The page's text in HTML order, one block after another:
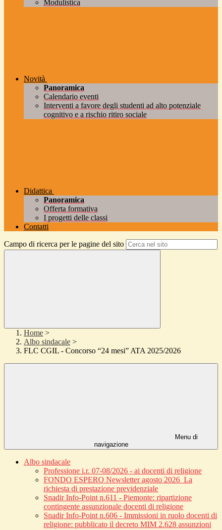
Modulistica
Novità
Panoramica
Calendario eventi
Interventi a favore degli studenti ad alto potenziale
cognitivo e a rischio ritiro sociale
Didattica
Panoramica
Offerta formativa
I progetti delle classi
Contatti
Campo di ricerca per le pagine del sito
Home >
Albo sindacale >
FLC CGIL - Concorso “24 mesi” ATA 2025/2026
Menu di
navigazione
Albo sindacale
Professione i.r. 07-08/2026 - ai docenti di religione
FONDO ESPERO Newsletter agosto 2026_La
richiesta di prestazione previdenziale
Snadir Info-Point n.611 - Piemonte: ripartizione
contingente assunzionale docenti di religione
Snadir Info-Point n.606 - Immissioni in ruolo docenti di
religione: pubblicato il decreto MIM 2.628 assunzioni